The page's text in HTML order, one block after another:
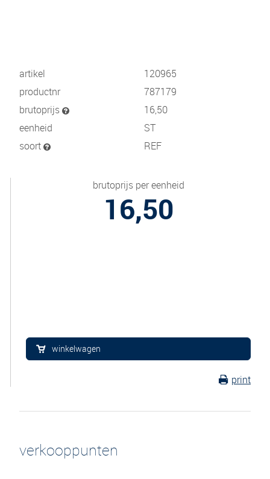
artikel
120965
productnr
787179
brutoprijs
16,50
eenheid
ST
soort
REF
brutoprijs per eenheid
16,50
winkelwagen
print
verkooppunten